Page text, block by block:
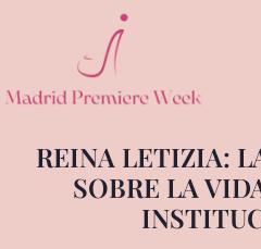
REINA LETIZIA:
SOBRE LA